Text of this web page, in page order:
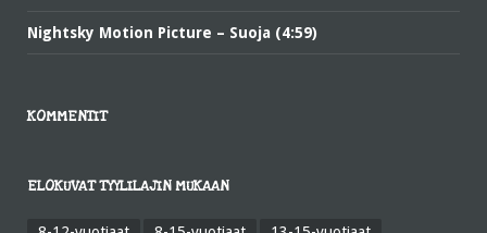
Nightsky Motion Picture – Suoja (4:59)
KOMMENTIT
ELOKUVAT TYYLILAJIN MUKAAN